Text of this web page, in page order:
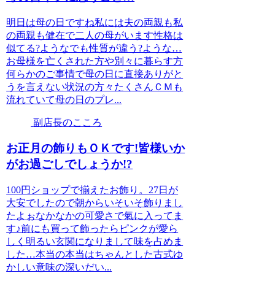
明日は母の日ですね私には夫の両親も私
の両親も健在で二人の母がいます性格は
似てる?ようなでも性質が違う?ような…
お母様を亡くされた方や別々に暮らす方
何らかのご事情で母の日に直接ありがと
うを言えない状況の方々たくさんＣＭも
流れていて母の日のプレ...
副店長のこころ
お正月の飾りもＯＫです!皆様いか
がお過ごしでしょうか!?
100円ショップで揃えたお飾り。27日が
大安でしたので朝からいそいそ飾りまし
たよぉなかなかの可愛さで氣に入ってま
す♪前にも買って飾ったらピンクが愛ら
しく明るい玄関になりまして味を占めま
した…本当の本当はちゃんとした古式ゆ
かしい意味の深いだい...